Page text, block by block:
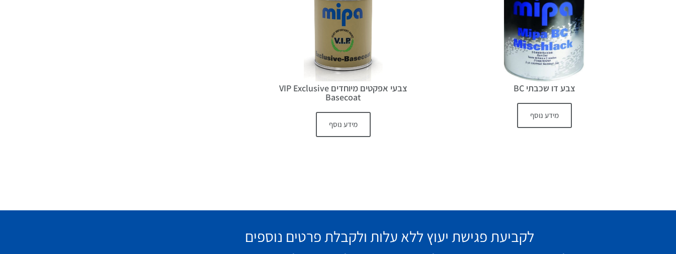
צבע דו שכבתי BC
מידע נוסף
צבעי אפקטים מיוחדים VIP Exclusive
Basecoat
מידע נוסף
לקביעת פגישת יעוץ ללא עלות ולקבלת פרטים נוספים